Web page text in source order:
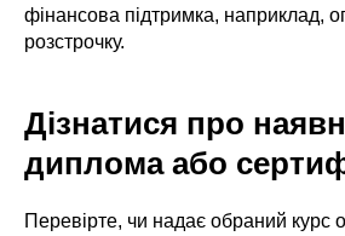
фінансова підтримка, наприклад,
розстрочку.
Дізнатися про
диплома або
Перевірте, чи надає обраний курс